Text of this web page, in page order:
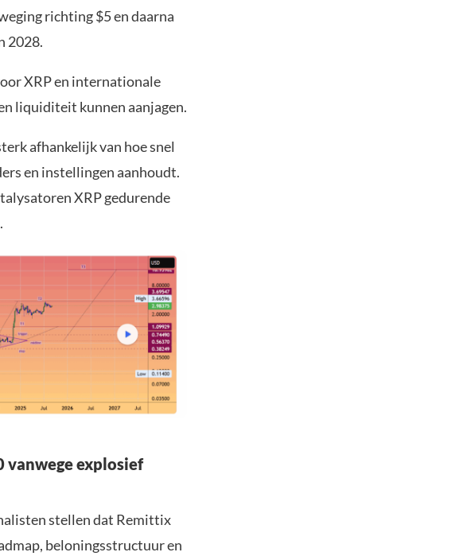
richting $5 en daarna
2028.
XRP en internationale
liquiditeit kunnen aanjagen.
afhankelijk van hoe snel
en instellingen aanhoudt.
XRP gedurende
vanwege explosief
stellen dat Remittix
beloningsstructuur en